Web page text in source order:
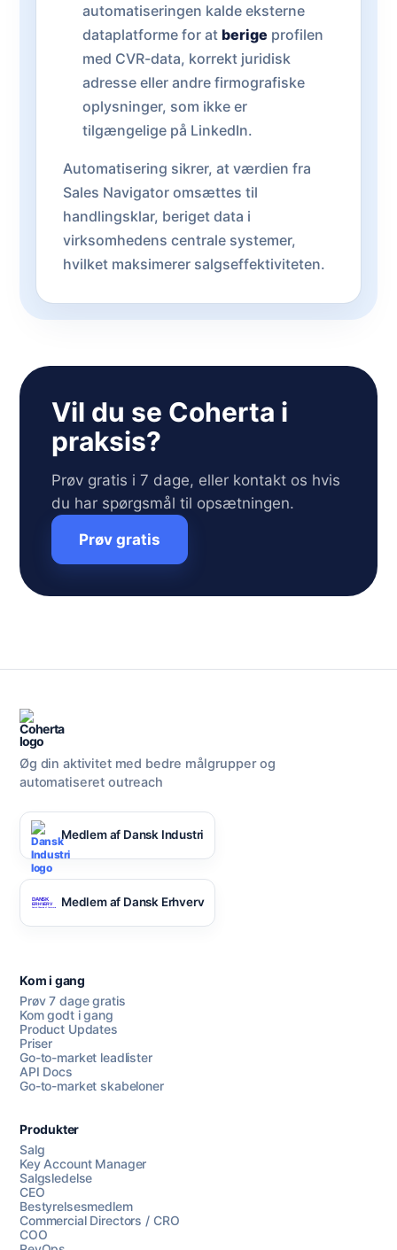
automatiseringen kalde eksterne
dataplatforme for at berige profilen
med CVR-data, korrekt juridisk
adresse eller andre firmografiske
oplysninger, som ikke er
tilgængelige på LinkedIn.
Automatisering sikrer, at værdien fra
Sales Navigator omsættes til
handlingsklar, beriget data i
virksomhedens centrale systemer,
hvilket maksimerer salgseffektiviteten.
Vil du se Coherta i
praksis?
Prøv gratis i 7 dage, eller kontakt os hvis
du har spørgsmål til opsætningen.
Prøv gratis
Øg din aktivitet med bedre målgrupper og
automatiseret outreach
Medlem af Dansk Industri
Medlem af Dansk Erhverv
Kom i gang
Prøv 7 dage gratis
Kom godt i gang
Product Updates
Priser
Go-to-market leadlister
API Docs
Go-to-market skabeloner
Produkter
Salg
Key Account Manager
Salgsledelse
CEO
Bestyrelsesmedlem
Commercial Directors / CRO
COO